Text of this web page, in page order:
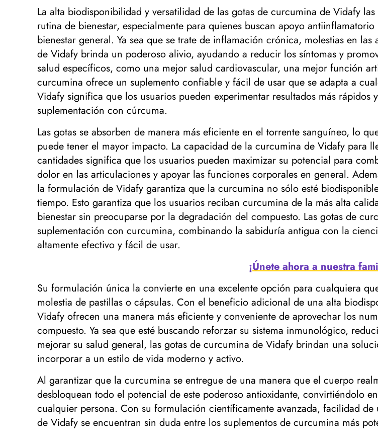
La alta biodisponibilidad y versatilidad de las gotas de curcumina de Vidafy
rutina de bienestar, especialmente para quienes buscan apoyo
bienestar general. Ya sea que se trate de inflamación crónica, molestias en
de Vidafy brinda un poderoso alivio, ayudando a reducir los síntomas y
salud específicos, como una mejor salud cardiovascular, una mejor función
curcumina ofrece un suplemento confiable y fácil de usar que se adapta a
Vidafy significa que los usuarios pueden experimentar resultados más
suplementación con cúrcuma.
Las gotas se absorben de manera más eficiente en el torrente sanguíneo, lo
puede tener el mayor impacto. La capacidad de la curcumina de Vidafy para
cantidades significa que los usuarios pueden maximizar su potencial para
dolor en las articulaciones y apoyar las funciones corporales en general.
la formulación de Vidafy garantiza que la curcumina no sólo esté
tiempo. Esto garantiza que los usuarios reciban curcumina de la más alta
bienestar sin preocuparse por la degradación del compuesto. Las gotas de
suplementación con curcumina, combinando la sabiduría antigua con la
altamente efectivo y fácil de usar.
¡Únete ahora a nuestra
Su formulación única la convierte en una excelente opción para cualquiera
molestia de pastillas o cápsulas. Con el beneficio adicional de una alta
Vidafy ofrecen una manera más eficiente y conveniente de aprovechar los
compuesto. Ya sea que esté buscando reforzar su sistema inmunológico,
mejorar su salud general, las gotas de curcumina de Vidafy brindan una
incorporar a un estilo de vida moderno y activo.
Al garantizar que la curcumina se entregue de una manera que el cuerpo
desbloquean todo el potencial de este poderoso antioxidante, convirtiéndolo
cualquier persona. Con su formulación científicamente avanzada, facilidad
de Vidafy se encuentran sin duda entre los suplementos de curcumina más